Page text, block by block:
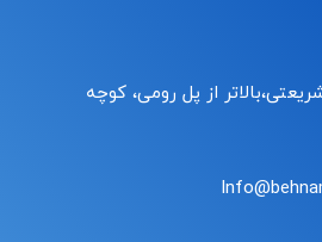
از پل رومی، کوچه